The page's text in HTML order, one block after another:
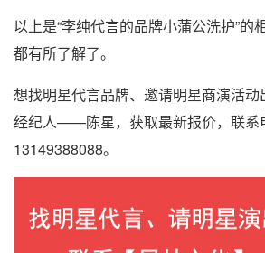
以上是“李纯代言的品牌小蒲公洗护”的
都有所了解了。
想找明星代言品牌、邀请明星商演活动
经纪人——陈星，获取最新报价，联系
13149388088。